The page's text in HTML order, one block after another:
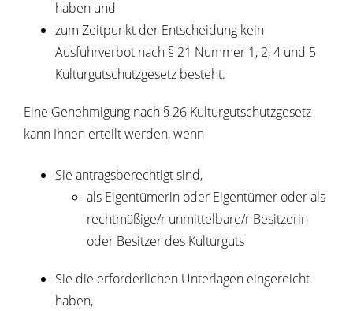
haben und
zum Zeitpunkt der Entscheidung kein
Ausfuhrverbot nach § 21 Nummer 1, 2, 4 und 5
Kulturgutschutzgesetz besteht.
Eine Genehmigung nach § 26 Kulturgutschutzgesetz
kann Ihnen erteilt werden, wenn
Sie antragsberechtigt sind,
als Eigentümerin oder Eigentümer oder als
rechtmäßige/r unmittelbare/r Besitzerin
oder Besitzer des Kulturguts
Sie die erforderlichen Unterlagen eingereicht
haben,